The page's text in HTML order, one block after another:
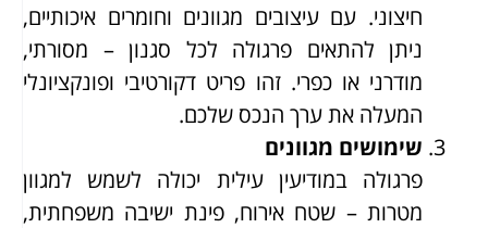
חיצוני. עם עיצובים מגוונים וחומרים איכותיים,
ניתן להתאים פרגולה לכל סגנון – מסורתי,
מודרני או כפרי. זהו פריט דקורטיבי ופונקציונלי
המעלה את ערך הנכס שלכם.
שימושים מגוונים
פרגולה במודיעין עילית יכולה לשמש למגוון
מטרות – שטח אירוח, פינת ישיבה משפחתית,